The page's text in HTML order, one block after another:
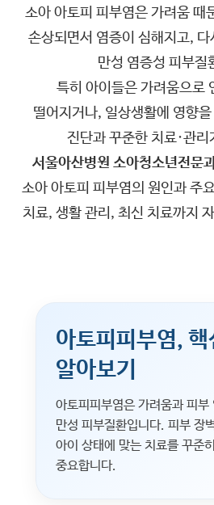
소아 아토피 피부염은 가려움 때
손상되면서 염증이 심해지고,
만성 염증성 피부질
특히 아이들은 가려움으로
떨어지거나, 일상생활에 영향
진단과 꾸준한 치료·관리
서울아산병원 소아청소년전문
소아 아토피 피부염의 원인과 주
치료, 생활 관리, 최신 치료까지
아토피피부염, 핵
알아보기
아토피피부염은 가려움과 피부
만성 피부질환입니다. 피부 장
아이 상태에 맞는 치료를 꾸준
중요합니다.